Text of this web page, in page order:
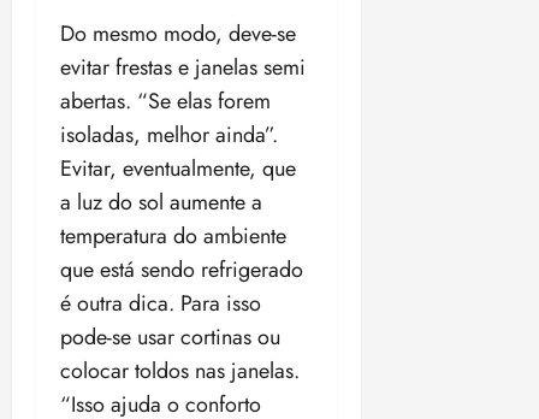
Do mesmo modo, deve-se
evitar frestas e janelas semi
abertas. “Se elas forem
isoladas, melhor ainda”.
Evitar, eventualmente, que
a luz do sol aumente a
temperatura do ambiente
que está sendo refrigerado
é outra dica. Para isso
pode-se usar cortinas ou
colocar toldos nas janelas.
“Isso ajuda o conforto